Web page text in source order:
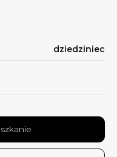
dziedziniec